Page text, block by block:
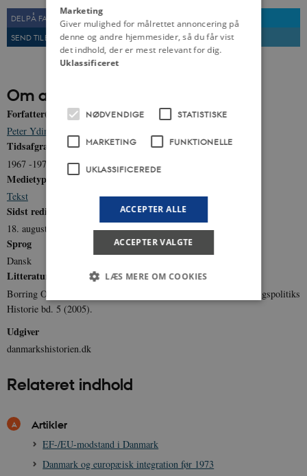
DEL PÅ FACEBOOK
SEND TIL EN VEN
UDSKRIV
Om artiklen
Forfatter(e)
Peter Yding Brunbech
Tidsafgrænsning
1967 -1970
Medietype
Tekst
Sidst redigeret
18. august 2011
Sprog
Dansk
Litteratur
Borring Olesen, Thorsten: I blokopdelingens tegn, Dansk Udenrigspolitiks
Historie bd. 5 (2005).
Udgiver
danmarkshistorien.dk
Relateret indhold
Artikler
EF-/EU-modstand i Danmark
Danmark og europæisk integration før 1973
Marketing
Giver mulighed for målrettet annoncering på
denne og andre hjemmesider, så du får vist
det indhold, der er mest relevant for dig.
Uklassificeret
NØDVENDIGE STATISTISKE
MARKETING FUNKTIONELLE
UKLASSIFICEREDE
ACCEPTER ALLE
ACCEPTER VALGTE
LÆS MERE OM COOKIES
hjemmesiden brugbar ved at aktivere nogle
TYPO3 Association
.danmarkshistorien.dk